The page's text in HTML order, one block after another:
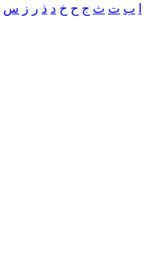
ب ت ث ج ح خ د ذ ر ز س